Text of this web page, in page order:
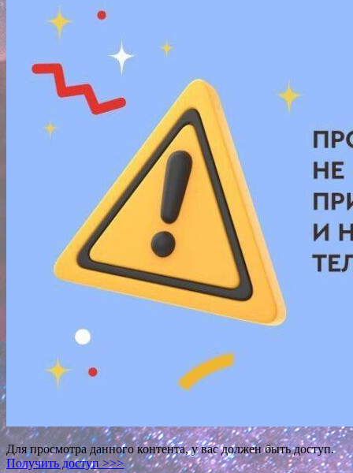
Для просмотра данного контента, у вас должен быть доступ.
Получить доступ >>>